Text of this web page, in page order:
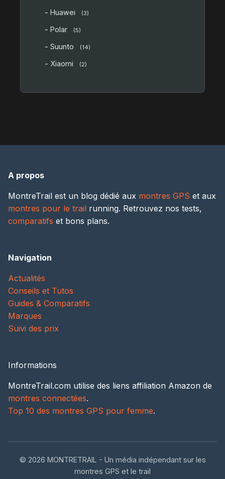
- Huawei (3)
- Polar (5)
- Suunto (14)
- Xiaomi (2)
A propos
MontreTrail est un blog dédié aux montres GPS et aux
montres pour le trail running. Retrouvez nos tests,
comparatifs et bons plans.
Navigation
Actualités
Conseils et Tutos
Guides & Comparatifs
Marques
Suivi des prix
Informations
MontreTrail.com utilise des liens affiliation Amazon de
montres connectées.
Top 10 des montres GPS pour femme.
© 2026 MONTRETRAIL - Un média indépendant sur les
montres GPS et le trail